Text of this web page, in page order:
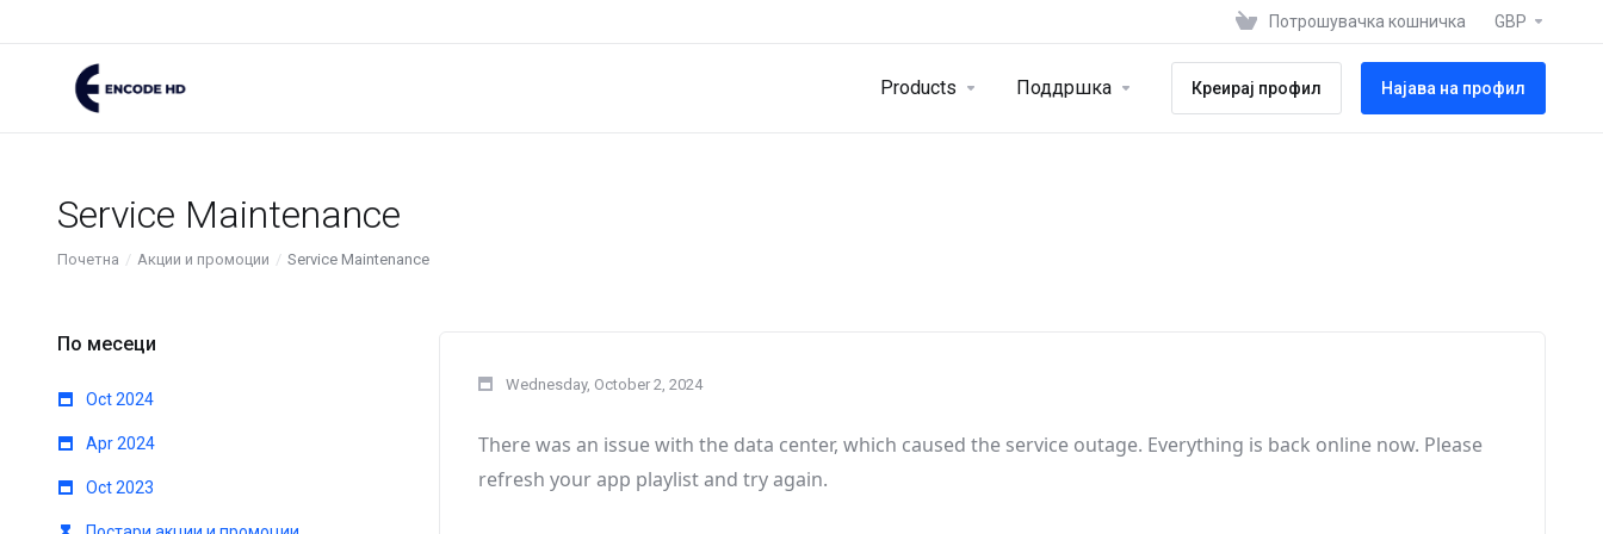
Потрошувачка кошничка GBP
Products Поддршка Креирај профил Најава на профил
Service Maintenance
Почетна Акции и промоции Service Maintenance
По месеци
Oct 2024
Apr 2024
Oct 2023
Wednesday, October 2, 2024
There was an issue with the data center, which caused the service outage. Everything is back online now. Please
refresh your app playlist and try again.